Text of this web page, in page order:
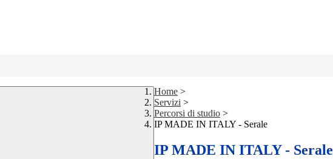
Home >
Servizi >
Percorsi di studio >
IP MADE IN ITALY - Serale
IP MADE IN ITALY - Serale